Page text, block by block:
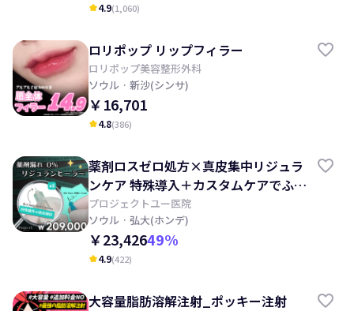
kid_star4.9(1,060)
ロリポップ リップフィラー
ロリポップ美容整形外科
ソウル · 新沙(シンサ)
￥16,701
kid_star4.8(386)
薬剤ロスゼロ処方×真皮集中リジュラ
ンケア 特殊導入＋カスタムケアでふっ
くらハリ肌へ
プロジェクトユー医院
ソウル · 弘大(ホンデ)
￥23,42649%
kid_star4.9(422)
大容量脂肪溶解注射_ポッキー注射